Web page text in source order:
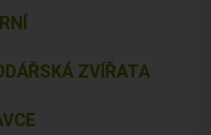
ZVÍŘATA